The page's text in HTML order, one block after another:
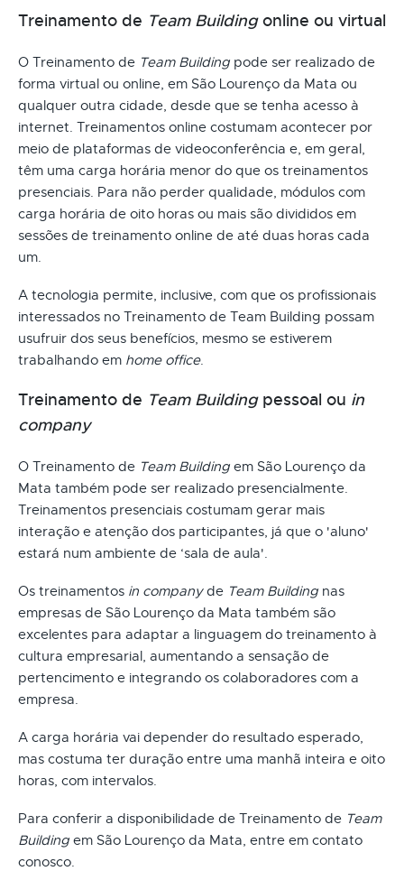
Treinamento de Team Buildingonline ou virtual
O Treinamento de Team Building pode ser realizado de
forma virtual ou online, em São Lourenço da Mata ou
qualquer outra cidade, desde que se tenha acesso à
internet. Treinamentos online costumam acontecer por
meio de plataformas de videoconferência e, em geral,
têm uma carga horária menor do que os treinamentos
presenciais. Para não perder qualidade, módulos com
carga horária de oito horas ou mais são divididos em
sessões de treinamento online de até duas horas cada
um.
A tecnologia permite, inclusive, com que os profissionais
interessados no Treinamento de Team Building possam
usufruir dos seus benefícios, mesmo se estiverem
trabalhando em home office.
Treinamento de Team Buildingpessoal ou in
company
O Treinamento de Team Building em São Lourenço da
Mata também pode ser realizado presencialmente.
Treinamentos presenciais costumam gerar mais
interação e atenção dos participantes, já que o 'aluno'
estará num ambiente de ‘sala de aula'.
Os treinamentos in companyde Team Building nas
empresas de São Lourenço da Mata também são
excelentes para adaptar a linguagem do treinamento à
cultura empresarial, aumentando a sensação de
pertencimento e integrando os colaboradores com a
empresa.
A carga horária vai depender do resultado esperado,
mas costuma ter duração entre uma manhã inteira e oito
horas, com intervalos.
Para conferir a disponibilidade de Treinamento de Team
Building em São Lourenço da Mata, entre em contato
conosco.